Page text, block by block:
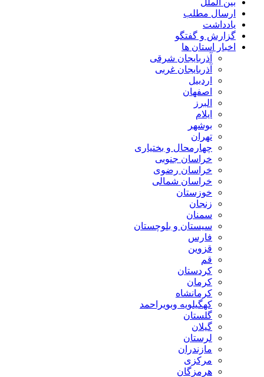
بین الملل
ارسال مطلب
یادداشت
گزارش و گفتگو
اخبار استان ها
آذربایجان شرقی
آذربایجان غربی
اردبیل
اصفهان
البرز
ایلام
بوشهر
تهران
چهارمحال و بختیاری
خراسان جنوبی
خراسان رضوی
خراسان شمالی
خوزستان
زنجان
سمنان
سیستان و بلوچستان
فارس
قزوین
قم
کردستان
کرمان
کرمانشاه
کهگیلویه وبویراحمد
گلستان
گیلان
لرستان
مازندران
مرکزی
هرمزگان